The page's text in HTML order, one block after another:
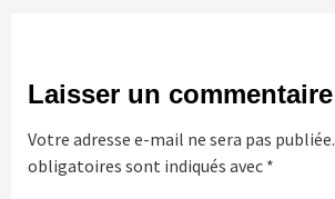
Laisser un commentaire
Votre adresse e-mail ne sera pas publiée.
obligatoires sont indiqués avec *